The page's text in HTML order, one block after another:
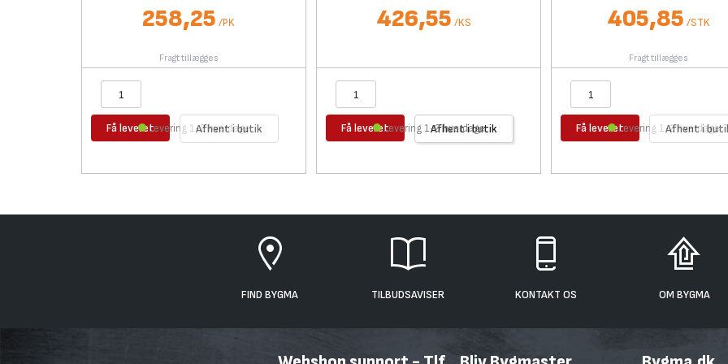
258,25 /PK
Fragt tillægges
Få leveret Afhent i butik
Levering 1-2 hverdage
426,55 /KS
Få leveret Afhent i butik
Levering 1-2 hverdage
405,85 /STK
Fragt tillægges
Få leveret Afhent i
Levering 1-2 hverdage
FIND BYGMA TILBUDSAVISER KONTAKT OS OM BYGMA